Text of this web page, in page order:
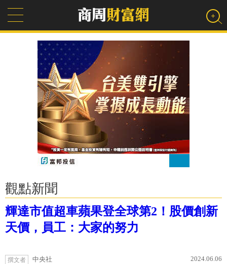
觀點新聞
輝達市值超車蘋果登全球第2！股價創新
天價，員工：大家的努力
撰文者 中央社 2024.06.06